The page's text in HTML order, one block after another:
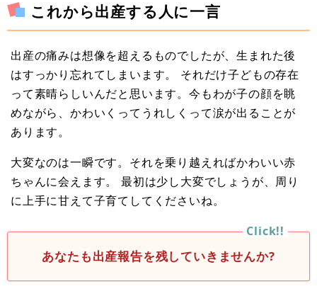
これから出産する人に一言
出産の痛みは想像を超えるものでしたが、生まれた後
はすっかり忘れてしまいます。 それだけ子どもの存在
って素晴らしいんだと思います。今もわが子の顔を眺
めながら、かわいくってうれしくって涙が出ることが
あります。
大変なのは一瞬です。それを乗り越えればかわいい赤
ちゃんに会えます。 最初は少し大変でしょうが、周り
に上手に甘えて子育てしてくださいね。
あなたも出産報告を残していきませんか?